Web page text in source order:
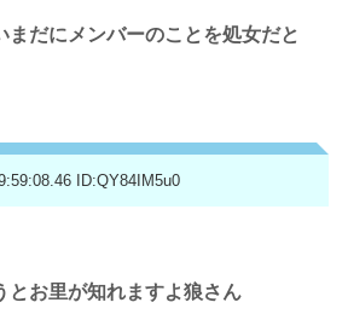
まだにメンバーのことを処女だと
ID:QY84IM5u0
とお里が知れますよ狼さん